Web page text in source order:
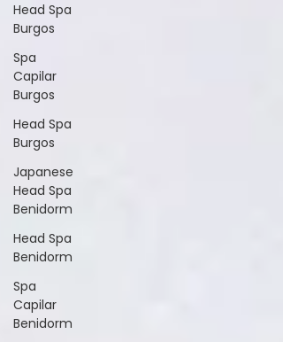
Head Spa
Burgos
Spa
Capilar
Burgos
Head Spa
Burgos
Japanese
Head Spa
Benidorm
Head Spa
Benidorm
Spa
Capilar
Benidorm